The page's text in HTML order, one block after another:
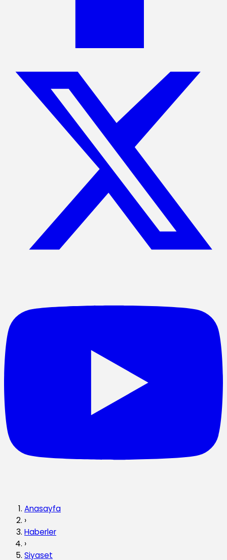
Anasayfa
›
Haberler
›
Siyaset